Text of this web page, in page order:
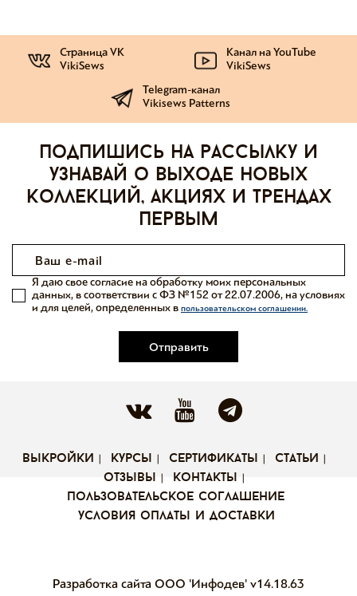
Страница VK
VikiSews
Канал на YouTube
VikiSews
Telegram-канал
Vikisews Patterns
Подпишись на рассылку и
узнавай о выходе новых
коллекций, акциях и трендах
первым
Отправить
Я даю свое согласие на обработку моих персональных
данных, в соответствии с ФЗ №152 от 22.07.2006, на условиях
и для целей, определенных в пользовательском соглашении.
выкройки курсы сертификаты
статьи
отзывы
контакты
пользовательское соглашение
условия оплаты и доставки
Разработка сайта ООО 'Инфодев' v14.18.63